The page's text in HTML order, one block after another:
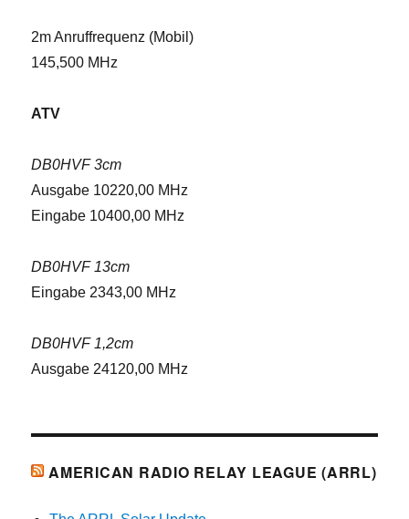
2m Anruffrequenz (Mobil)
145,500 MHz
ATV
DB0HVF 3cm
Ausgabe 10220,00 MHz
Eingabe 10400,00 MHz
DB0HVF 13cm
Eingabe 2343,00 MHz
DB0HVF 1,2cm
Ausgabe 24120,00 MHz
AMERICAN RADIO RELAY LEAGUE (ARRL)